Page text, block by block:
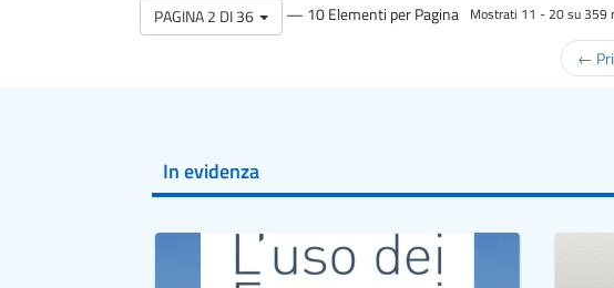
PAGINA 2 DI 36 — 10 Elementi per Pagina Mostrati 11 - 20 su 359
←
In evidenza